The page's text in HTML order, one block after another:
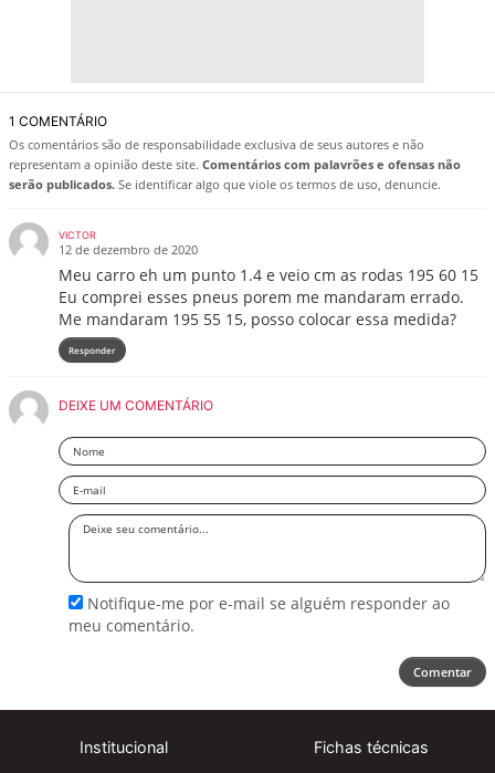
1 COMENTÁRIO
Os comentários são de responsabilidade exclusiva de seus autores e não
representam a opinião deste site. Comentários com palavrões e ofensas não
serão publicados. Se identificar algo que viole os termos de uso, denuncie.
VICTOR
12 de dezembro de 2020
Meu carro eh um punto 1.4 e veio cm as rodas 195 60 15
Eu comprei esses pneus porem me mandaram errado.
Me mandaram 195 55 15, posso colocar essa medida?
Responder
DEIXE UM COMENTÁRIO
Nome
Email
Deixe
Notifique-me por e-mail se alguém responder ao
meu comentário.
Comentar
Institucional Fichas técnicas